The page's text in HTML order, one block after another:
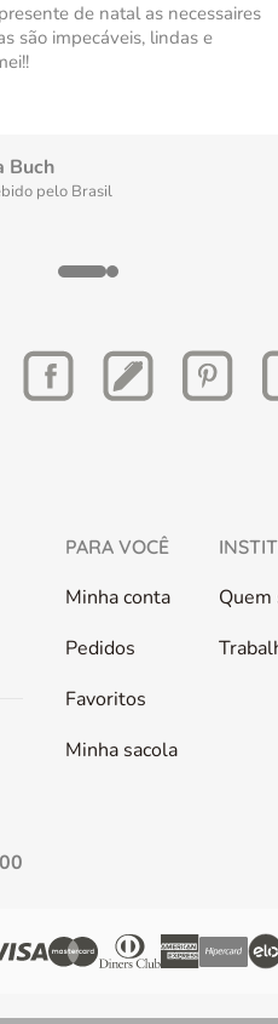
de natal as necessaires
são impecáveis, lindas e
Buch
pelo Brasil
PARA VOCÊ
Minha conta
Pedidos
Favoritos
Minha sacola
Quem